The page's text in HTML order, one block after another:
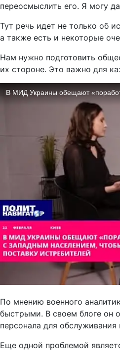
переосмыслить его. Я могу
Тут речь идет не только об
а также есть и некоторые
Нам нужно подготовить
их стороне. Это важно для
По мнению военного
быстрыми. В своем блоге он
персонала для
Еще одной проблемой